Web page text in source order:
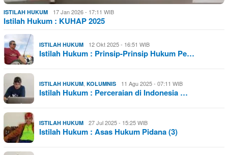
ISTILAH HUKUM 17 Jan 2026 - 17:11 WIB
Istilah Hukum : KUHAP 2025
ISTILAH HUKUM 12 Okt 2025 - 16:51 WIB
Istilah Hukum : Prinsip-Prinsip Hukum Pe…
ISTILAH HUKUM, KOLUMNIS 11 Agu 2025 - 07:11 WIB
Istilah Hukum : Perceraian di Indonesia …
ISTILAH HUKUM 27 Jul 2025 - 15:25 WIB
Istilah Hukum : Asas Hukum Pidana (3)